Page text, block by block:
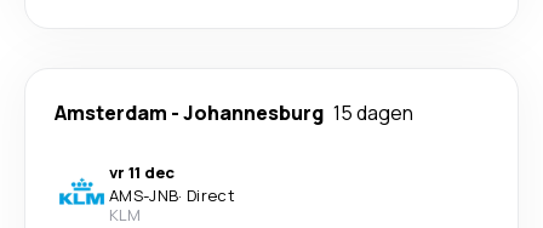
Amsterdam -Johannesburg 15 dagen
vr 11 dec
AMS-JNB· Direct
KLM